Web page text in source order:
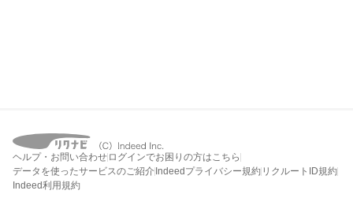
ヘルプ・お問い合わせ ログインでお困りの方はこちら
データを使ったサービスのご紹介 Indeedプライバシー規約 リクルートID規約
Indeed利用規約